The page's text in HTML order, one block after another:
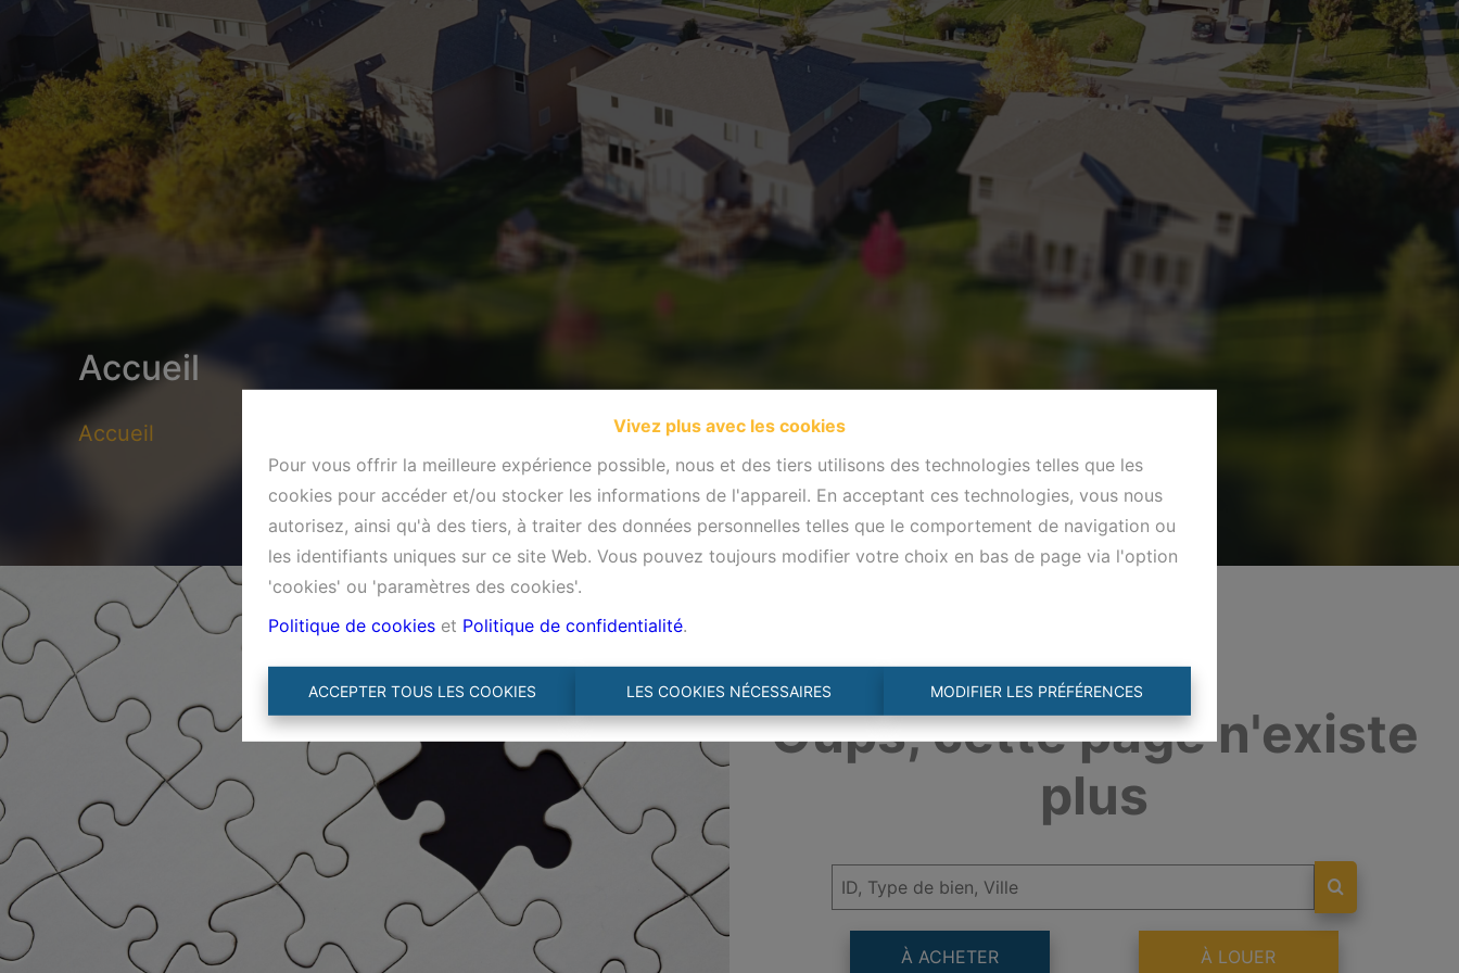
Vivez plus avec les cookies
Pour vous offrir la meilleure expérience possible, nous et des tiers utilisons des technologies telles que les
cookies pour accéder et/ou stocker les informations de l'appareil. En acceptant ces technologies, vous nous
autorisez, ainsi qu'à des tiers, à traiter des données personnelles telles que le comportement de navigation ou
les identifiants uniques sur ce site Web. Vous pouvez toujours modifier votre choix en bas de page via l'option
'cookies' ou 'paramètres des cookies'.
Politique de cookies et Politique de confidentialité.
ACCEPTER TOUS LES COOKIES LES COOKIES NÉCESSAIRES MODIFIER LES PRÉFÉRENCES
Accueil
Accueil
Oups, cette page n'existe
plus
À ACHETER À LOUER